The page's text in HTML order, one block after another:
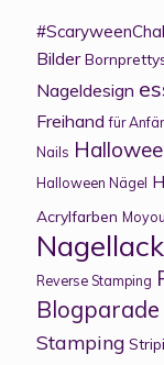
Bilder
Nageldesign
Freihand für
Nails
Halloween Nägel
Acrylfarben
Nagellack
Reverse Stamping
Blogparade
Stamping